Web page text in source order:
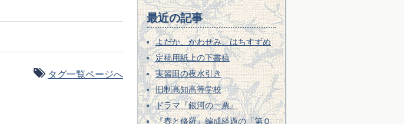
タグ一覧ページへ
最近の記事
よだか、かわせみ、はちすずめ
定稿用紙上の下書稿
実習田の夜水引き
旧制高知高等学校
ドラマ『銀河の一票』
『春と修羅』編成経過の「第０